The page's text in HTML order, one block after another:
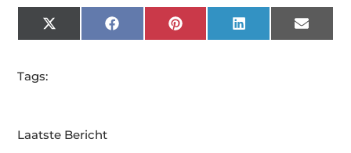
X
(Twitter)
FacebookPinterest LinkedIn Email
Tags:
Laatste Bericht